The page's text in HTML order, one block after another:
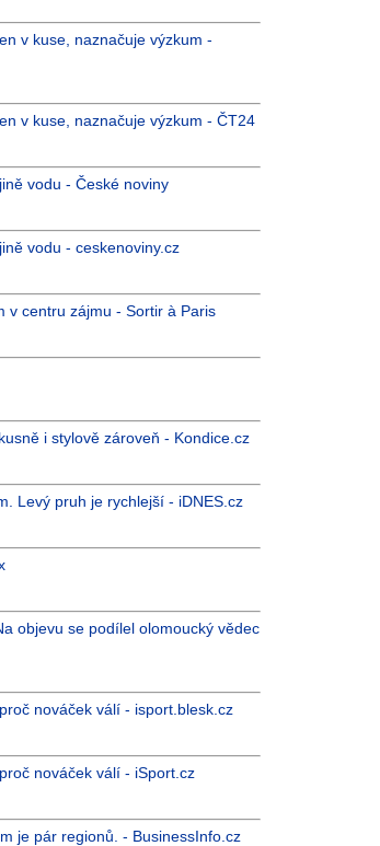
v kuse, naznačuje výzkum -
v kuse, naznačuje výzkum - ČT24
vodu - České noviny
vodu - ceskenoviny.cz
v centru zájmu - Sortir à Paris
i stylově zároveň - Kondice.cz
Levý pruh je rychlejší - iDNES.cz
objevu se podílel olomoucký vědec
nováček válí - isport.blesk.cz
nováček válí - iSport.cz
je pár regionů. - BusinessInfo.cz